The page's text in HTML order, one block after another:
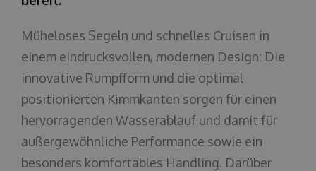
Müheloses Segeln und schnelles Cruisen in
einem eindrucksvollen, modernen Design: Die
innovative Rumpfform und die optimal
positionierten Kimmkanten sorgen für einen
hervorragenden Wasserablauf und damit für
außergewöhnliche Performance sowie ein
besonders komfortables Handling. Darüber